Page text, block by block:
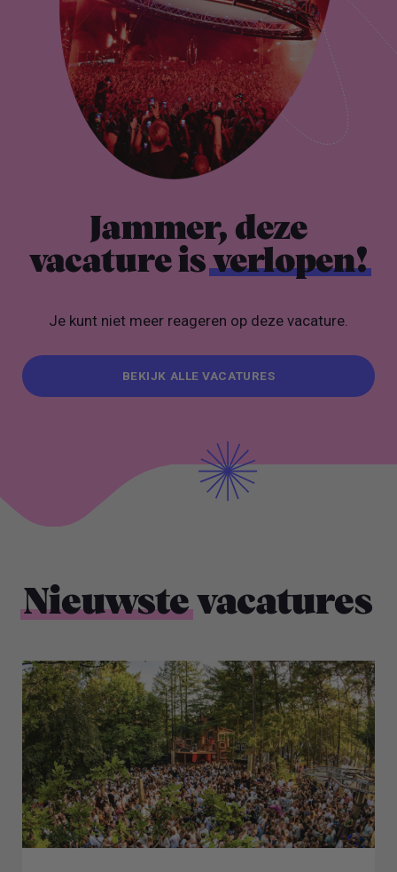
Jammer, deze
vacature isverlopen!
Je kunt niet meer reageren op deze vacature.
BEKIJK ALLE VACATURES
Nieuwstevacatures